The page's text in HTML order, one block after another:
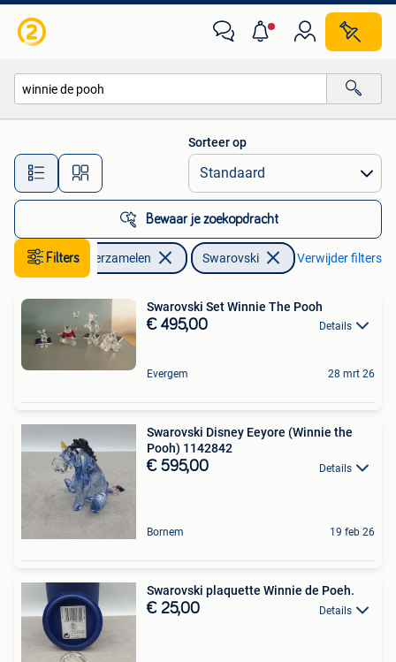
Alle afstanden…
Sorteer op
Bewaar je zoekopdracht
Filters Verzamelen Swarovski Verwijder filters
Swarovski Set Winnie The Pooh
€ 495,00 Details
Evergem 28 mrt 26
Swarovski Disney Eeyore (Winnie the
Pooh) 1142842
€ 595,00 Details
Bornem 19 feb 26
Swarovski plaquette Winnie de Poeh.
€ 25,00 Details